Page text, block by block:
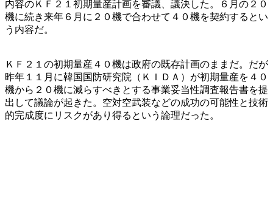
内容のＫＦ２１初期量産計画を審議、議決した。６月の２０
機に続き来年６月に２０機で合わせて４０機を契約するとい
う内容だ。
ＫＦ２１の初期量産４０機は政府の既存計画のままだ。だが
昨年１１月に韓国国防研究院（ＫＩＤＡ）が初期量産を４０
機から２０機に減らすべきとする事業妥当性調査報告書を提
出して議論が起きた。空対空武装などの成功の可能性と技術
的完成度にリスクがあり得るという論理だった。